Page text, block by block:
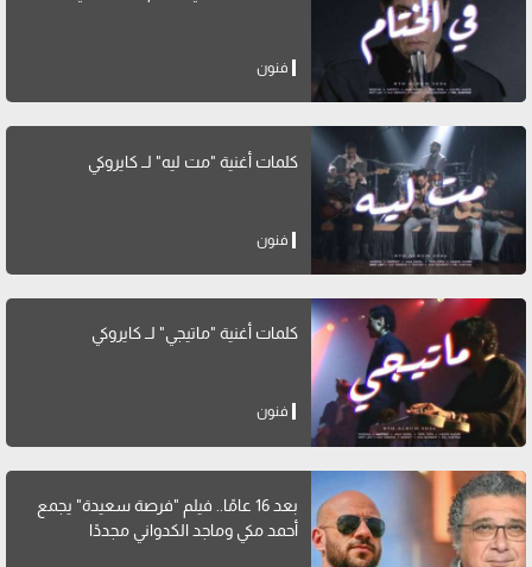
فنون
كلمات أغنية "مت ليه" لــ كايروكي
فنون
كلمات أغنية "ماتيجي" لــ كايروكي
فنون
بعد 16 عامًا.. فيلم "فرصة سعيدة" يجمع
أحمد مكي وماجد الكدواني مجددًا